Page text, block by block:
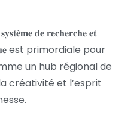
𝐝𝐞 𝐫𝐞𝐜𝐡𝐞𝐫𝐜𝐡𝐞 𝐞𝐭
est primordiale pour
un hub régional de
créativité et l’esprit